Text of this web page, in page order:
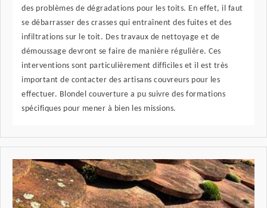
des problèmes de dégradations pour les toits. En effet, il faut
se débarrasser des crasses qui entraînent des fuites et des
infiltrations sur le toit. Des travaux de nettoyage et de
démoussage devront se faire de manière régulière. Ces
interventions sont particulièrement difficiles et il est très
important de contacter des artisans couvreurs pour les
effectuer. Blondel couverture a pu suivre des formations
spécifiques pour mener à bien les missions.